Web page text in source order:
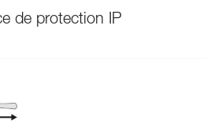
de protection IP